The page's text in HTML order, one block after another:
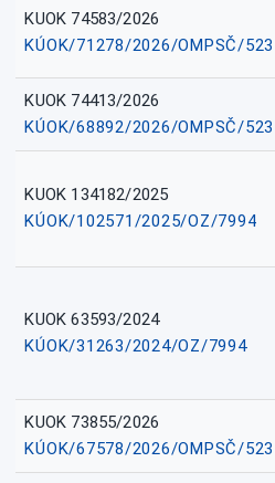
KUOK 74583/2026
KÚOK/71278/2026/OMPSČ/523
KUOK 74413/2026
KÚOK/68892/2026/OMPSČ/523
KUOK 134182/2025
KÚOK/102571/2025/OZ/7994
KUOK 63593/2024
KÚOK/31263/2024/OZ/7994
KUOK 73855/2026
KÚOK/67578/2026/OMPSČ/523